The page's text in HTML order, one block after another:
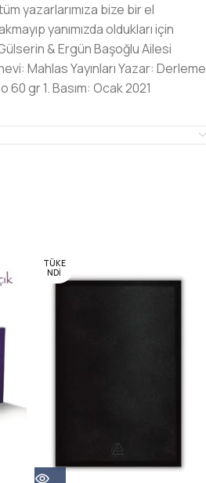
yazarlarımıza bize bir el
yanımızda oldukları için
& Ergün Başoğlu Ailesi
Mahlas Yayınları Yazar: Derleme
60 gr 1. Basım: Ocak 2021
TÜKE
NDI